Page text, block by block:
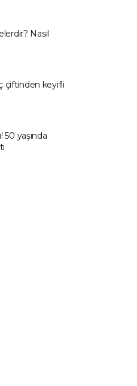
Nasıl
çiftinden keyifli
50 yaşında